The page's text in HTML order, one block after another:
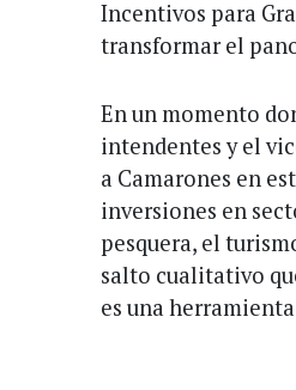
Incentivos para
transformar el
En un momento
intendentes y el
a Camarones en
inversiones en
pesquera, el
salto cualitativo
es una